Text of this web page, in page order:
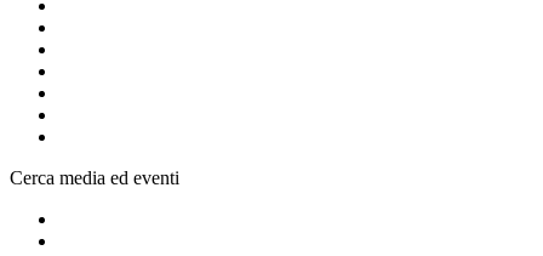
Cerca media ed eventi